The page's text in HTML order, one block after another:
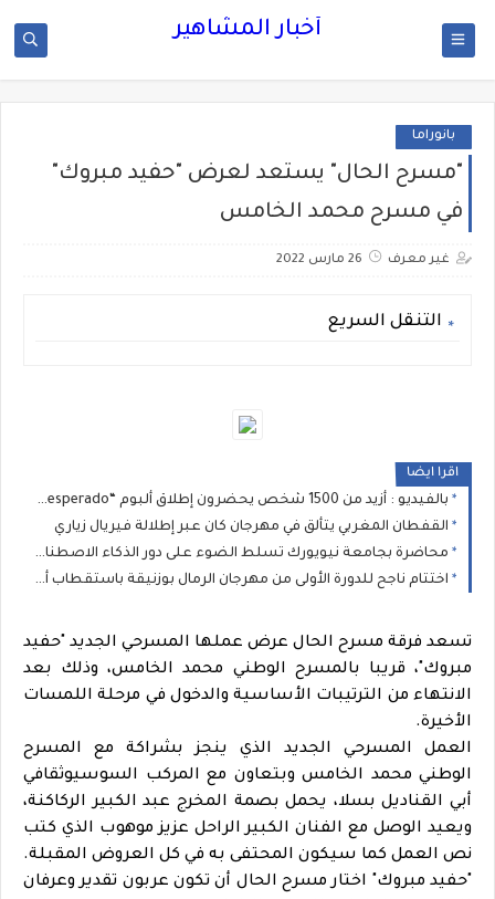
أخبار المشاهير
بانوراما
"مسرح الحال" يستعد لعرض "حفيد مبروك"
في مسرح محمد الخامس
غير معرف 26 مارس 2022
التنقل السريع
اقرا ايضا
بالفيديو : أزيد من 1500 شخص يحضرون إطلاق ألبوم “Desperado” لـ STORMY
القفطان المغربي يتألق في مهرجان كان عبر إطلالة فيريال زياري
محاضرة بجامعة نيويورك تسلط الضوء على دور الذكاء الاصطناعي في نشر الكراهية
اختتام ناجح للدورة الأولى من مهرجان الرمال بوزنيقة باستقطاب أزيد من 80 ألف متفرج خلال يومين
تسعد فرقة مسرح الحال عرض عملها المسرحي الجديد "حفيد
مبروك"، قريبا بالمسرح الوطني محمد الخامس، وذلك بعد
الانتهاء من الترتيبات الأساسية والدخول في مرحلة اللمسات
الأخيرة.
العمل المسرحي الجديد الذي ينجز بشراكة مع المسرح
الوطني محمد الخامس وبتعاون مع المركب السوسيوثقافي
أبي القناديل بسلا، يحمل بصمة المخرج عبد الكبير الركاكنة،
ويعيد الوصل مع الفنان الكبير الراحل عزيز موهوب الذي كتب
نص العمل كما سيكون المحتفى به في كل العروض المقبلة.
"حفيد مبروك" اختار مسرح الحال أن تكون عربون تقدير وعرفان